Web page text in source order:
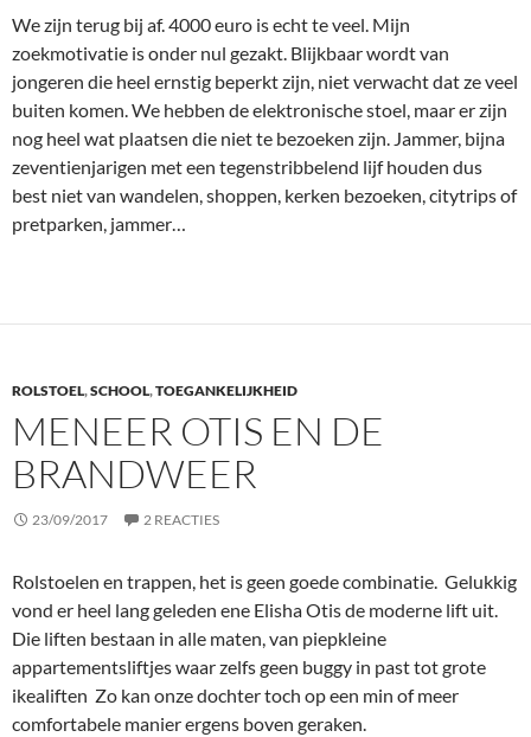
We zijn terug bij af. 4000 euro is echt te veel. Mijn
zoekmotivatie is onder nul gezakt. Blijkbaar wordt van
jongeren die heel ernstig beperkt zijn, niet verwacht dat ze veel
buiten komen. We hebben de elektronische stoel, maar er zijn
nog heel wat plaatsen die niet te bezoeken zijn. Jammer, bijna
zeventienjarigen met een tegenstribbelend lijf houden dus
best niet van wandelen, shoppen, kerken bezoeken, citytrips of
pretparken, jammer…
ROLSTOEL,SCHOOL,TOEGANKELIJKHEID
MENEER OTIS EN DE
BRANDWEER
23/09/2017 2 REACTIES
Rolstoelen en trappen, het is geen goede combinatie. Gelukkig
vond er heel lang geleden ene Elisha Otis de moderne lift uit.
Die liften bestaan in alle maten, van piepkleine
appartementsliftjes waar zelfs geen buggy in past tot grote
ikealiften Zo kan onze dochter toch op een min of meer
comfortabele manier ergens boven geraken.